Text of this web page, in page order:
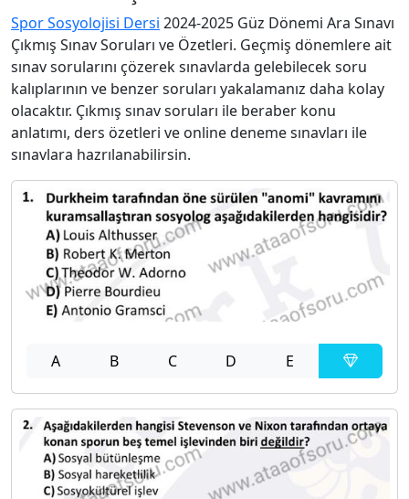
Spor Sosyolojisi Dersi 2024-2025 Güz Dönemi Ara Sınavı
Çıkmış Sınav Soruları ve Özetleri. Geçmiş dönemlere ait
sınav sorularını çözerek sınavlarda gelebilecek soru
kalıplarının ve benzer soruları yakalamanız daha kolay
olacaktır. Çıkmış sınav soruları ile beraber konu
anlatımı, ders özetleri ve online deneme sınavları ile
sınavlara hazrılanabilirsin.
A B C D E